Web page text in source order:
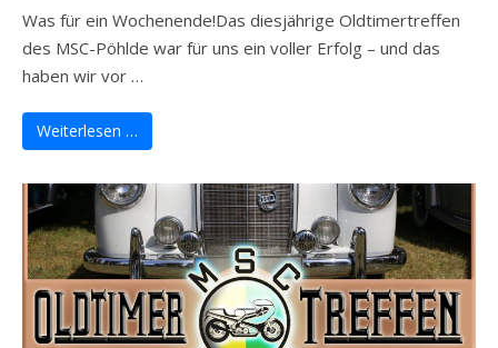
Was für ein Wochenende!Das diesjährige Oldtimertreffen
des MSC-Pöhlde war für uns ein voller Erfolg – und das
haben wir vor …
Weiterlesen …